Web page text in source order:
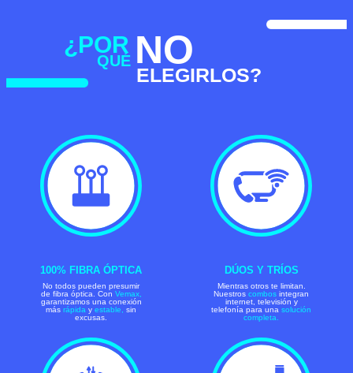
¿POR
QUÉ NO
ELEGIRLOS?
100% FIBRA ÓPTICA
No todos pueden presumir
de fibra óptica. Con Vemax,
garantizamos una conexión
más rápida y estable, sin
excusas.
DÚOS Y TRÍOS
Mientras otros te limitan.
Nuestros combos integran
internet, televisión y
telefonía para una solución
completa.